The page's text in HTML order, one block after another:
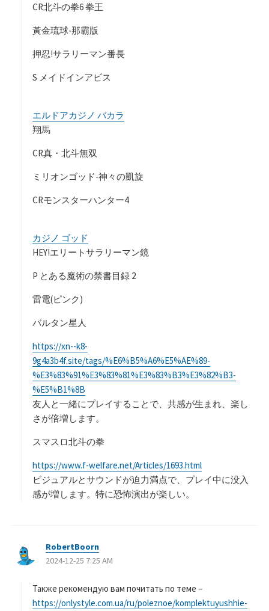
CR北斗の拳6 拳王
黃金琉球-那霸版
押忍!サラリーマン番長
S メイドインアビス
エルドアカジノ バカラ
翔馬
CR真・北斗無双
ミリオンゴッド-神々の凱旋
CRモンスターハンター4
カジノ ゴッド
HEY!エリートサラリーマン鏡
P とある魔術の禁書目録 2
雷電(ピンク)
バルタン星人
https://xn--k8-
9g4a3b4f.site/tags/%E6%B5%A6%E5%AE%89-
%E3%83%91%E3%83%81%E3%83%B3%E3%82%B3-
%E5%B1%8B
友人と一緒にプレイすることで、共感が生まれ、楽し
さが倍増します。
スマスロ北斗の拳
https://www.f-welfare.net/Articles/1693.html
ビジュアルとサウンドが迫力満点で、プレイ中に没入
感が増します。特に恐怖演出が楽しい。
RobertBoorn
り
2024-12-25 7:25 AM
Также рекомендую вам почитать по теме –
https://onlystyle.com.ua/ru/poleznoe/komplektuyushhie-